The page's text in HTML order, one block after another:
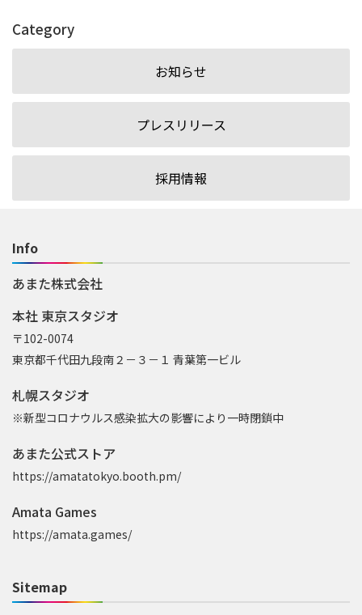
Category
お知らせ
プレスリリース
採用情報
Info
あまた株式会社
本社 東京スタジオ
〒102-0074
東京都千代田九段南２－３－１ 青葉第一ビル
札幌スタジオ
※新型コロナウルス感染拡大の影響により一時閉鎖中
あまた公式ストア
https://amatatokyo.booth.pm/
Amata Games
https://amata.games/
Sitemap